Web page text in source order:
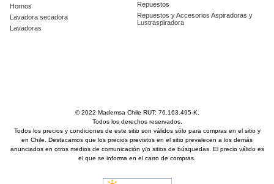
Hornos
Lavadora secadora
Lavadoras
Repuestos
Repuestos y Accesorios Aspiradoras y
Lustraspiradora
© 2022 Mademsa Chile RUT: 76.163.495-K.
Todos los derechos reservados.
Todos los precios y condiciones de este sitio son válidos sólo para compras en el sitio y
en Chile. Destacamos que los precios previstos en el sitio prevalecen a los demás
anunciados en otros medios de comunicación y/o sitios de búsquedas. El precio válido es
el que se informa en el carro de compras.